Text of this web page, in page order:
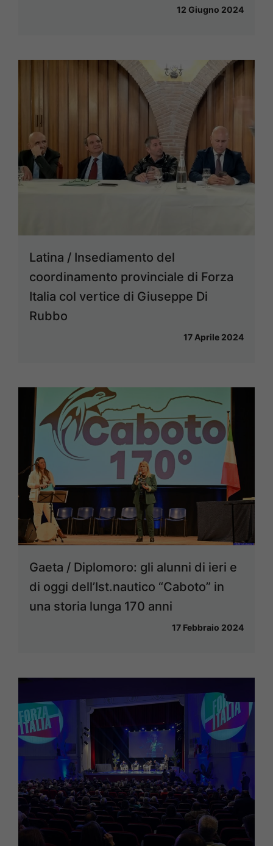
12 Giugno 2024
Latina / Insediamento del
coordinamento provinciale di Forza
Italia col vertice di Giuseppe Di
Rubbo
17 Aprile 2024
Gaeta / Diplomoro: gli alunni di ieri e
di oggi dell’Ist.nautico “Caboto” in
una storia lunga 170 anni
17 Febbraio 2024